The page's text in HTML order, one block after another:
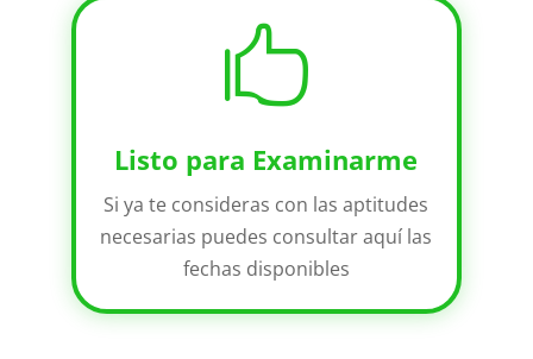

Listo para Examinarme
Si ya te consideras con las aptitudes
necesarias puedes consultar aquí las
fechas disponibles